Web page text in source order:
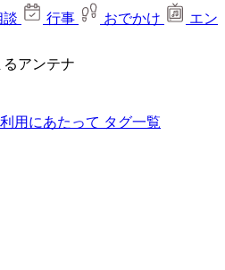
談 行事 おでかけ
エン
アンテナ
用にあたって タグ一覧